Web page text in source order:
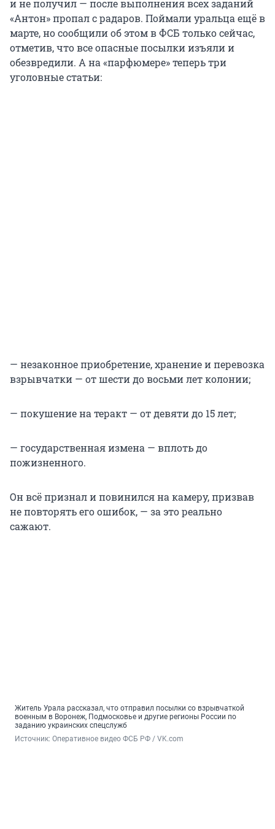
и не получил — после выполнения всех заданий
«Антон» пропал с радаров. Поймали уральца ещё в
марте, но сообщили об этом в ФСБ только сейчас,
отметив, что все опасные посылки изъяли и
обезвредили. А на «парфюмере» теперь три
уголовные статьи:
— незаконное приобретение, хранение и перевозка
взрывчатки — от шести до восьми лет колонии;
— покушение на теракт — от девяти до 15 лет;
— государственная измена — вплоть до
пожизненного.
Он всё признал и повинился на камеру, призвав
не повторять его ошибок, — за это реально
сажают.
Житель Урала рассказал, что отправил посылки со взрывчаткой
военным в Воронеж, Подмосковье и другие регионы России по
заданию украинских спецслужб
Источник: Оперативное видео ФСБ РФ / VK.com